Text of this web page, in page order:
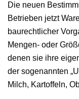
Die neuen
Betrieben jetzt
baurechtlicher
Mengen- oder
denen sie ihre
der sogenannten
Milch, Kartoffeln,